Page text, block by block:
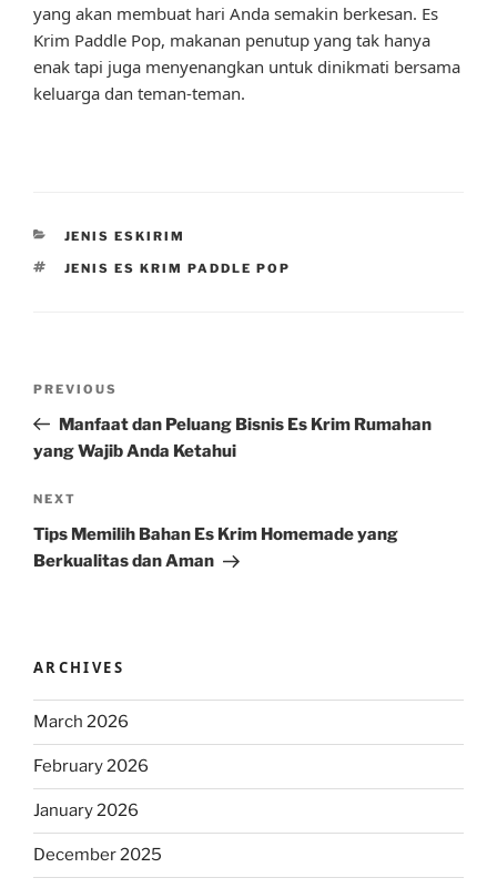
yang akan membuat hari Anda semakin berkesan. Es
Krim Paddle Pop, makanan penutup yang tak hanya
enak tapi juga menyenangkan untuk dinikmati bersama
keluarga dan teman-teman.
CATEGORIES
JENIS ESKIRIM
TAGS
JENIS ES KRIM PADDLE POP
Previous
Post
PREVIOUS
Manfaat dan Peluang Bisnis Es Krim Rumahan
yang Wajib Anda Ketahui
Next
Post
NEXT
Tips Memilih Bahan Es Krim Homemade yang
Berkualitas dan Aman
ARCHIVES
March 2026
February 2026
January 2026
December 2025